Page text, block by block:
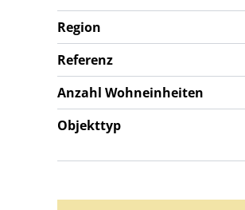
Region
Referenz
Anzahl Wohneinheiten
Objekttyp